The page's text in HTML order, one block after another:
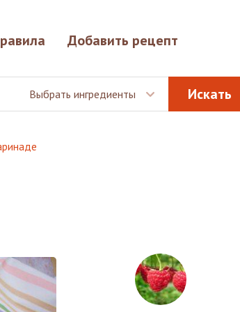
Добавить рецепт
Выбрать ингредиенты